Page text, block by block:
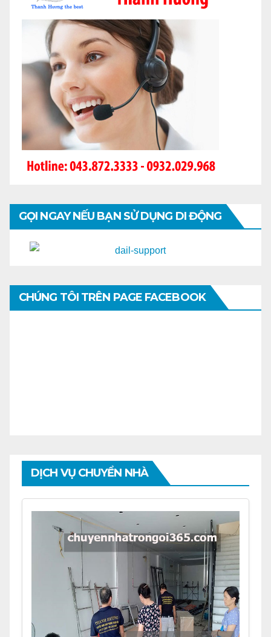
GỌI NGAY NẾU BẠN SỬ DỤNG DI ĐỘNG
CHÚNG TÔI TRÊN PAGE FACEBOOK
DỊCH VỤ CHUYỂN NHÀ